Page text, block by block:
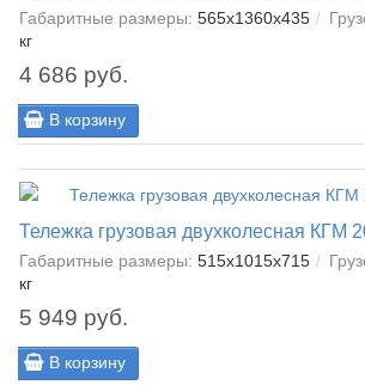
Габаритные размеры: 565x1360x435
кг
4 686 руб.
В корзину
Тележка грузовая двухколесная КГМ
Габаритные размеры: 515x1015x715
кг
5 949 руб.
В корзину